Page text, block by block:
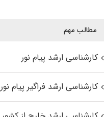
مطالب مهم
کارشناسی ارشد پیام نور
کارشناسی ارشد فراگیر پیام نور